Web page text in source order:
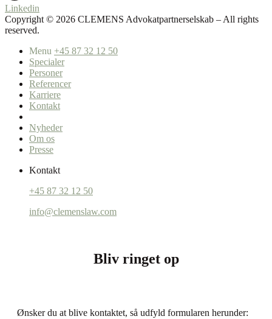
Linkedin
Copyright ©️ 2026 CLEMENS Advokatpartnerselskab – All rights
reserved.
Menu +45 87 32 12 50
Specialer
Personer
Referencer
Karriere
Kontakt
Nyheder
Om os
Presse
Kontakt
+45 87 32 12 50
info@clemenslaw.com
Bliv ringet op
Ønsker du at blive kontaktet, så udfyld formularen herunder: